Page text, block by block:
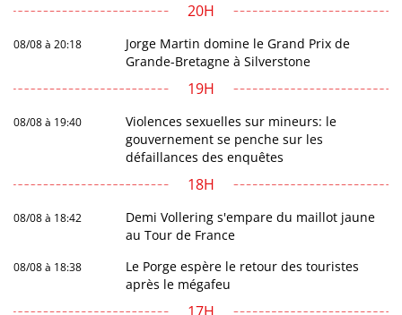
20H
08/08 à 20:18
Jorge Martin domine le Grand Prix de
Grande-Bretagne à Silverstone
19H
08/08 à 19:40
Violences sexuelles sur mineurs: le
gouvernement se penche sur les
défaillances des enquêtes
18H
08/08 à 18:42
Demi Vollering s'empare du maillot jaune
au Tour de France
08/08 à 18:38
Le Porge espère le retour des touristes
après le mégafeu